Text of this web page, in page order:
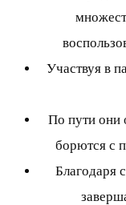
Участвуя в
По пути они
борются с
Благодаря